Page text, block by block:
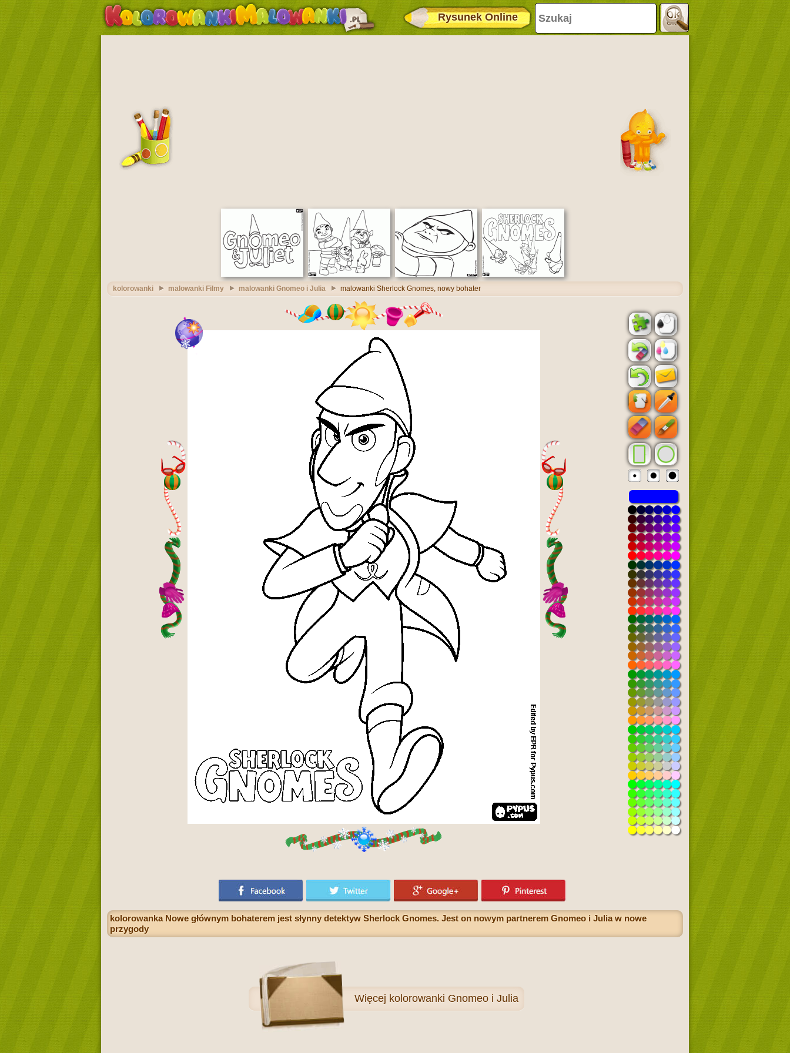
Rysunek Online
kolorowanki malowanki Filmy malowanki Gnomeo i Julia malowanki Sherlock Gnomes, nowy bohater
kolorowanka Nowe głównym bohaterem jest słynny detektyw Sherlock Gnomes. Jest on nowym partnerem Gnomeo i Julia w nowe
przygody
Więcej kolorowanki Gnomeo i Julia